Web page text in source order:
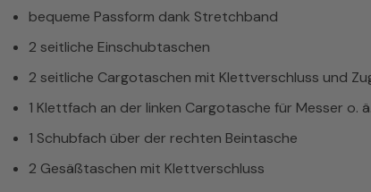
bequeme Passform dank Stretchband
2 seitliche Einschubtaschen
2 seitliche Cargotaschen mit Klettverschluss und
1 Klettfach an der linken Cargotasche für Messer o. ä.
1 Schubfach über der rechten Beintasche
2 Gesäßtaschen mit Klettverschluss